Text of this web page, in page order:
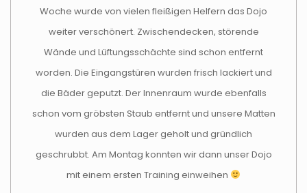
Woche wurde von vielen fleißigen Helfern das Dojo
weiter verschönert. Zwischendecken, störende
Wände und Lüftungsschächte sind schon entfernt
worden. Die Eingangstüren wurden frisch lackiert und
die Bäder geputzt. Der Innenraum wurde ebenfalls
schon vom gröbsten Staub entfernt und unsere Matten
wurden aus dem Lager geholt und gründlich
geschrubbt. Am Montag konnten wir dann unser Dojo
mit einem ersten Training einweihen